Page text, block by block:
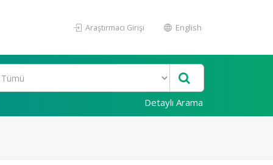
Araştırmacı Girişi English
Detaylı Arama